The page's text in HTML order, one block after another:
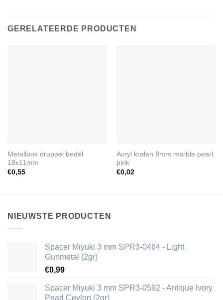
GERELATEERDE PRODUCTEN
Metallook druppel bedel
18x11mm
€0,55
Acryl kralen 8mm marble pearl
pink
€0,02
NIEUWSTE PRODUCTEN
Spacer Miyuki 3 mm SPR3-0464 - Light
Gunmetal (2gr)
€0,99
Spacer Miyuki 3 mm SPR3-0592 - Antique Ivory
Pearl Ceylon (2gr)